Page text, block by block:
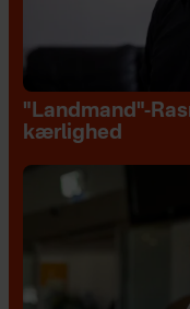
"Landmand"-
kærlighed